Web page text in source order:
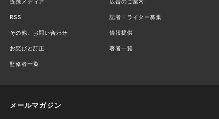
提携メディア 広告のご案内
RSS 記者・ライター募集
その他、お問い合わせ 情報提供
お詫びと訂正 著者一覧
監修者一覧
メールマガジン